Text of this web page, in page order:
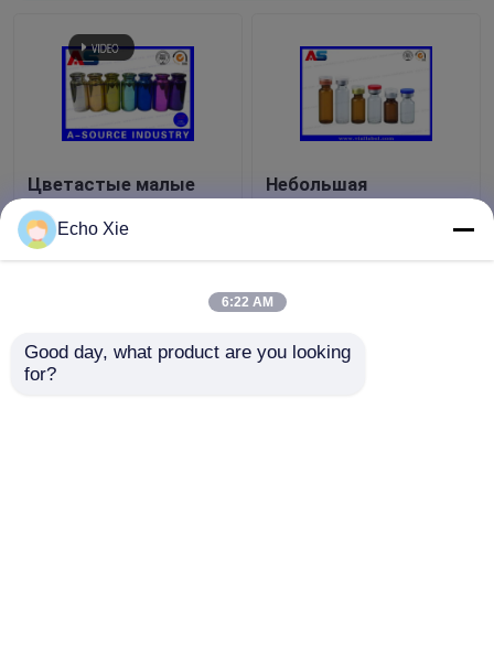
Цветастые малые
стеклянные выбитые
бутылки, стеклянные
бутылки пробирок
Небольшая
стеклянная пробирка
фармации
Echo Xie
6:22 AM
Good day, what product are you looking
for?